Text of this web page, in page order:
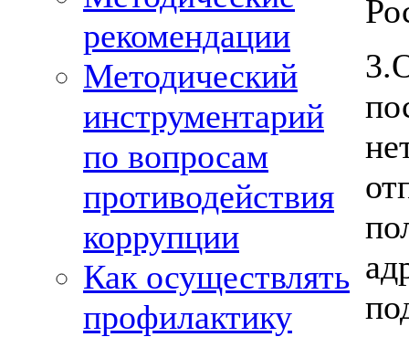
рекомендации
Методический
инструментарий
по вопросам
противодействия
коррупции
Как осуществлять
профилактику